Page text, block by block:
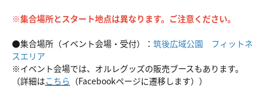
※集合場所とスタート地点は異なります。ご注意ください。
●集合場所（イベント会場・受付）： 筑後広域公園 フィットネ
スエリア
※イベント会場では、オルレグッズの販売ブースもあります。
（詳細はこちら （Facebookページに遷移します））